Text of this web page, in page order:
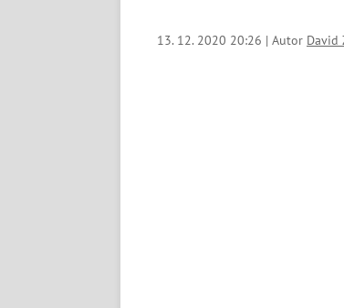
13. 12. 2020 20:26 | Autor David